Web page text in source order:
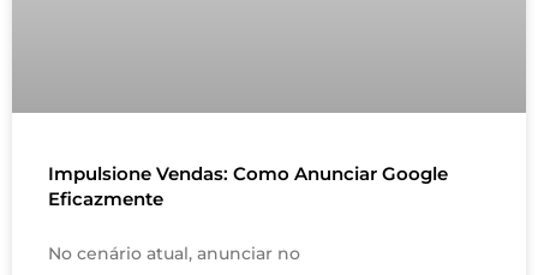
Impulsione Vendas: Como Anunciar Google
Eficazmente
No cenário atual, anunciar no